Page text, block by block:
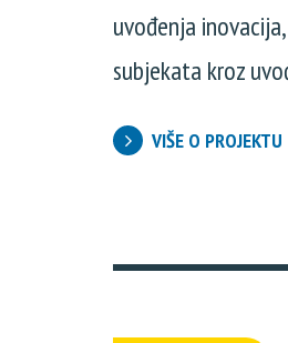
uvođenja
subjekata kroz
VIŠE O PROJEKTU